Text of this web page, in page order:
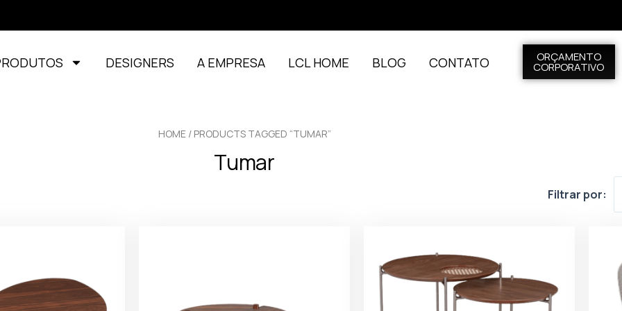
DESIGNERS A EMPRESA LCL HOME BLOG CONTATO ORÇAMENTO
CORPORATIVO
HOME/ PRODUCTS TAGGED “TUMAR”
Tumar
Filtrar por: